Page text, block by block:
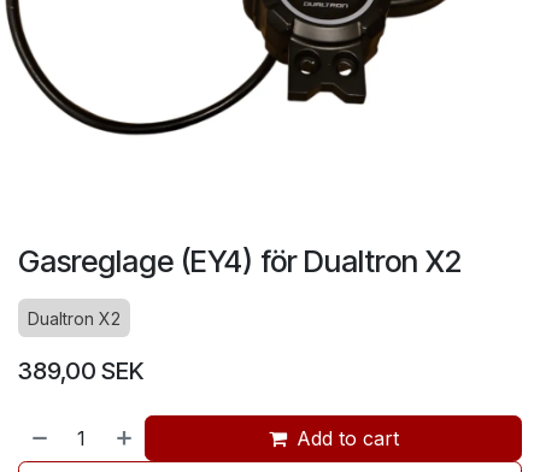
Gasreglage (EY4) för Dualtron X2
Dualtron X2
389,00 SEK
Add to cart